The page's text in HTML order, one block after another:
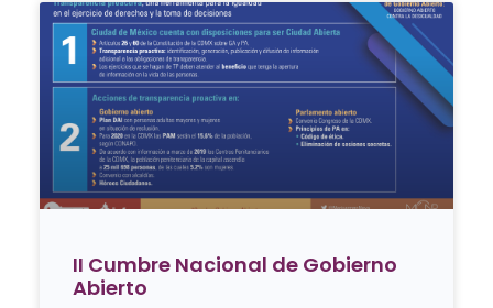
II Cumbre Nacional de Gobierno
Abierto